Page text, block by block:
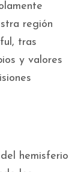
región
tras
y valores
hemisferio